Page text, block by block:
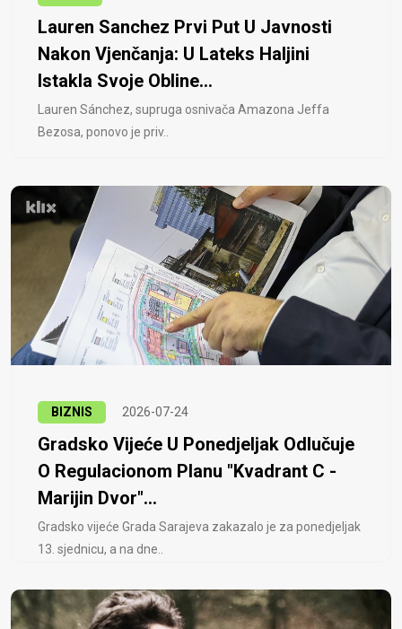
Lauren Sanchez Prvi Put U Javnosti
Nakon Vjenčanja: U Lateks Haljini
Istakla Svoje Obline...
Lauren Sánchez, supruga osnivača Amazona Jeffa
Bezosa, ponovo je priv..
BIZNIS 2026-07-24
Gradsko Vijeće U Ponedjeljak Odlučuje
O Regulacionom Planu "Kvadrant C -
Marijin Dvor"...
Gradsko vijeće Grada Sarajeva zakazalo je za ponedjeljak
13. sjednicu, a na dne..